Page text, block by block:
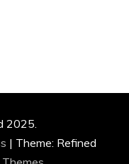
2025.
| Theme: Refined